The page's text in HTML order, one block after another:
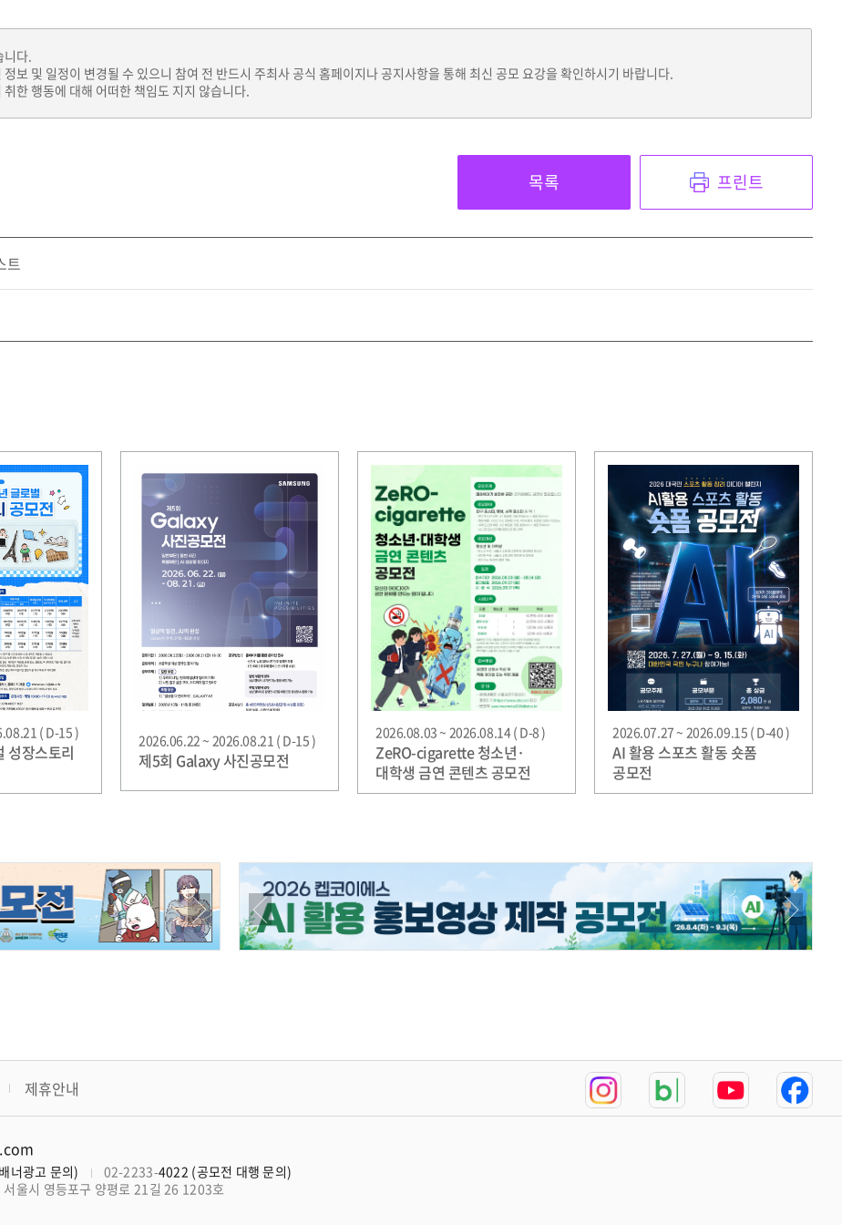
니다.
보 및 일정이 변경될 수 있으니 참여 전 반드시 주최사 공식 홈페이지나 공지사항을 통해 최신 공모 요강을 확인하시기 바랍니다.
한 행동에 대해 어떠한 책임도 지지 않습니다.
목록 프린트
트
( D-15 )
성장스토리
2026.06.22 ~ 2026.08.21 ( D-15 )
제5회 Galaxy 사진공모전
2026.08.03 ~ 2026.08.14 ( D-8 )
ZeRO-cigarette 청소년·
대학생 금연 콘텐츠 공모전
2026.07.27 ~ 2026.09.15 ( D-40 )
AI 활용 스포츠 활동 숏폼
공모전
제휴안내
너광고 문의) 02-2233-4022 (공모전 대행 문의)
서울시 영등포구 양평로 21길 26 1203호